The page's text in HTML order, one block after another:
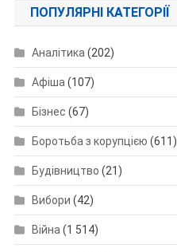
ПОПУЛЯРНІ КАТЕГОРІЇ
Аналітика (202)
Афіша (107)
Бізнес (67)
Боротьба з корупцією (611)
Будівництво (21)
Вибори (42)
Війна (1 514)